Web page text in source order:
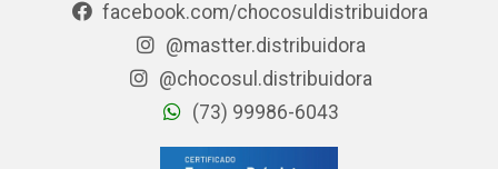
facebook.com/chocosuldistribuidora
@mastter.distribuidora
@chocosul.distribuidora
(73) 99986-6043